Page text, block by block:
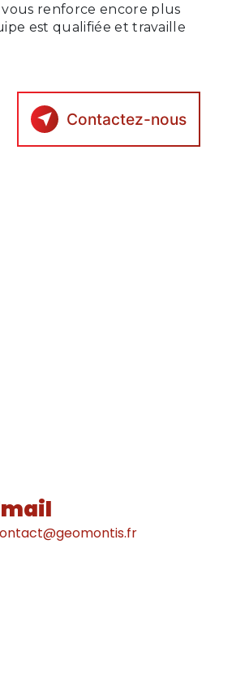
renforce encore plus
est qualifiée et travaille
Contactez-nous
contact@geomontis.fr